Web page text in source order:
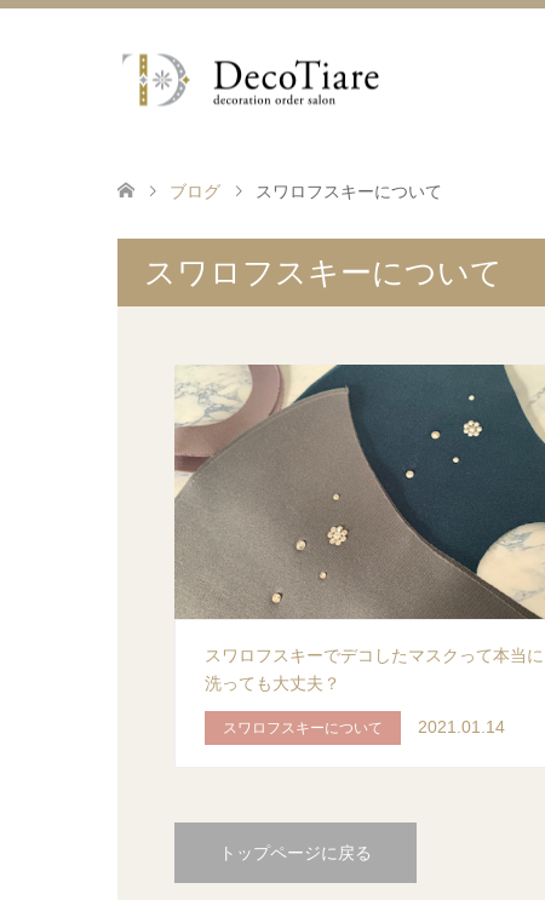
ブログ スワロフスキーについて
スワロフスキーについて
スワロフスキーでデコしたマスクって本当に
洗っても大丈夫？
スワロフスキーについて 2021.01.14
トップページに戻る